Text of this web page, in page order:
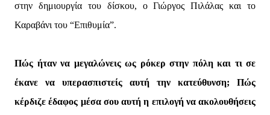
στην δημιουργία του δίσκου, ο Γιώργος Πιλάλας και το
Καραβάνι του “Επιθυμία”.
Πώς ήταν να μεγαλώνεις ως ρόκερ στην πόλη και τι σε
έκανε να υπερασπιστείς αυτή την κατεύθυνση; Πώς
κέρδιζε έδαφος μέσα σου αυτή η επιλογή να ακολουθήσεις